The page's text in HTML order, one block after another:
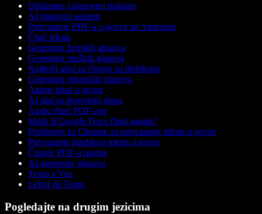
Diktiranje i glasovno tipkanje
AI glasovni asistent
Pretvaranje PDF-a u govor na Androidu
Čitač teksta
Generator ženskih glasova
Generator muških glasova
Najbolji alati za čitanje za disleksiju
Generator robotskih glasova
Anime tekst u govor
AI alat za promjenu glasa
Audio čitač PDF-ova
Može li Google Docs čitati naglas?
Proširenje za Chrome za pretvaranje teksta u govor
Pretvaranje hindskog teksta u govor
Čitanje PDF-a naglas
AI generator glasova
Texto a Voz
Leitor de Texto
Pogledajte na drugim jezicima